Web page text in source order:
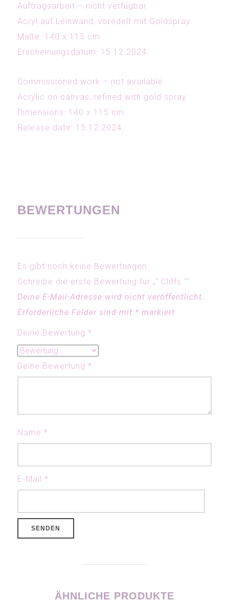
Auftragsarbeit – nicht verfügbar
Acryl auf Leinwand, veredelt mit Goldspray
Maße: 140 x 115 cm
Erscheinungsdatum: 15.12.2024
Commissioned work – not available
Acrylic on canvas, refined with gold spray
Dimensions: 140 x 115 cm
Release date: 15.12.2024
BEWERTUNGEN
Es gibt noch keine Bewertungen.
Schreibe die erste Bewertung für „“ Cliffs ““
Deine E-Mail-Adresse wird nicht veröffentlicht.
Erforderliche Felder sind mit * markiert
Deine Bewertung*
Deine Bewertung*
Name*
E-Mail*
ÄHNLICHE PRODUKTE